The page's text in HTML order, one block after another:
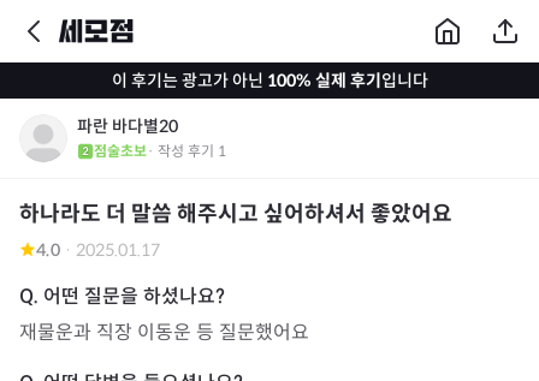
이 후기는 광고가 아닌 100% 실제 후기입니다
파란 바다별20
점술초보· 작성 후기 1
하나라도 더 말씀 해주시고 싶어하셔서 좋았어요
4.0 · 2025.01.17
재물운과 직장 이동운 등 질문했어요